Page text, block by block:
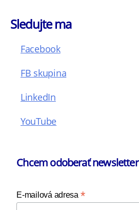
Sledujte ma
Facebook
FB skupina
LinkedIn
YouTube
Chcem odoberať newsletter
E-mailová adresa *